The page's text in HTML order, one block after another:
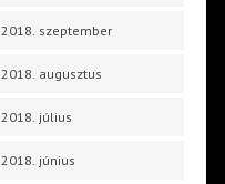
2018. szeptember
2018. augusztus
2018. július
2018. június